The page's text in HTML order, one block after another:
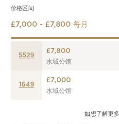
价格区间
£7,000 - £7,800 每月
5529
£7,800
水域公馆
1649
£7,000
水域公馆
如想了解更